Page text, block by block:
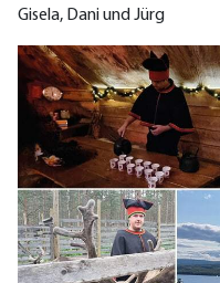
Gisela, Dani und Jürg